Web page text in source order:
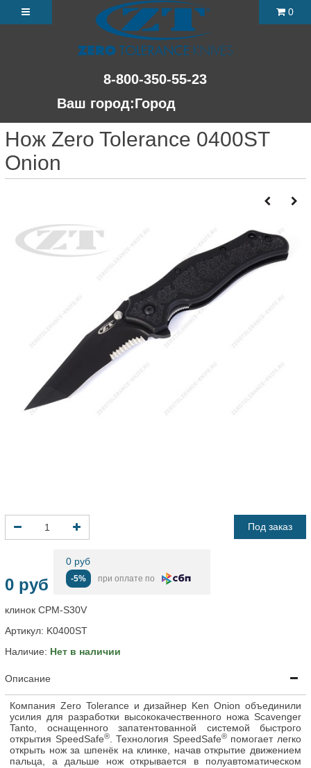
8-800-350-55-23
Ваш город:Город
0
Нож Zero Tolerance 0400ST
Onion
Под заказ
0 руб
0 руб
-5% при оплате по
клинок CPM-S30V
Артикул: K0400ST
Наличие: Нет в наличии
Описание
Компания Zero Tolerance и дизайнер Ken Onion объединили
усилия для разработки высококачественного ножа Scavenger
Tanto, оснащенного запатентованной системой быстрого
открытия SpeedSafe®. Технология SpeedSafe®помогает легко
открыть нож за шпенёк на клинке, начав открытие движением
пальца, а дальше нож открывается в полуавтоматическом